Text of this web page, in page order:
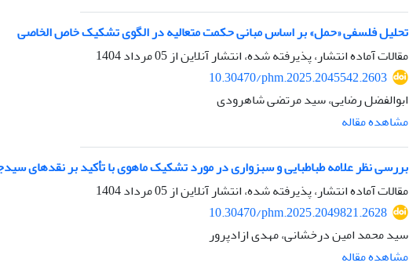
تحلیل فلسفی «حمل» بر اساس مبانی حکمت متعالیه در الگوی تشکیک خاص الخاصی
مقالات آماده انتشار، پذیرفته شده، انتشار آنلاین از05 مرداد 1404
10.30470/phm.2025.2045542.2603
ابوالفضل رضایی، سید مرتضی شاهرودی
مشاهده مقاله
بررسی نظر علامه طباطبایی و سبزواری در مورد تشکیک ماهوی با تأکید بر نقدهای
مقالات آماده انتشار، پذیرفته شده، انتشار آنلاین از05 مرداد 1404
10.30470/phm.2025.2049821.2628
سید محمد امین درخشانی، مهدی ازادپرور
مشاهده مقاله